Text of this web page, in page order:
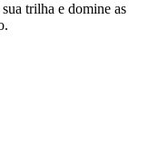
trilha e domine as